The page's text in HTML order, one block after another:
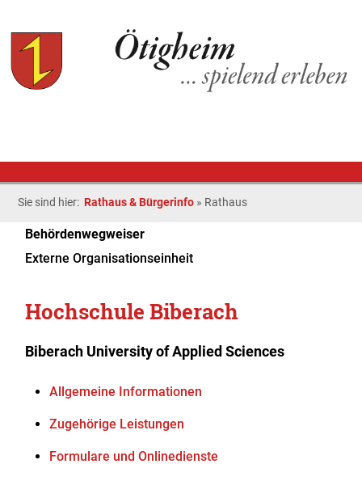
Sie sind hier: Rathaus & Bürgerinfo » Rathaus
Behördenwegweiser
Externe Organisationseinheit
Hochschule Biberach
Biberach University of Applied Sciences
Allgemeine Informationen
Zugehörige Leistungen
Formulare und Onlinedienste